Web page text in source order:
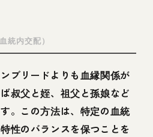
血統内交配）
ブリードよりも血縁関係が
叔父と姪、祖父と孫娘など
。この方法は、特定の血統
性のバランスを保つことを